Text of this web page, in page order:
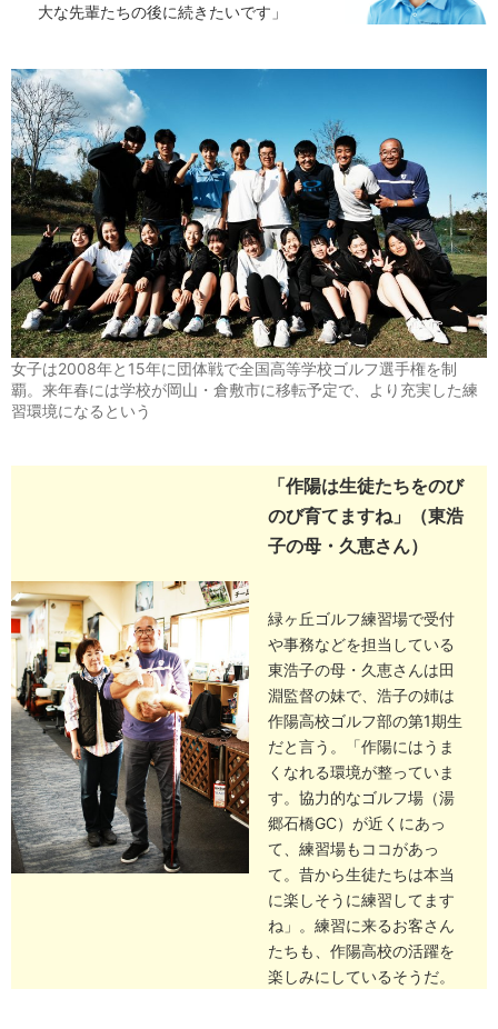
大な先輩たちの後に続きたいです」
女子は2008年と15年に団体戦で全国高等学校ゴルフ選手権を制
覇。来年春には学校が岡山・倉敷市に移転予定で、より充実した練
習環境になるという
「作陽は生徒たちをのび
のび育てますね」（東浩
子の母・久恵さん）
緑ヶ丘ゴルフ練習場で受付
や事務などを担当している
東浩子の母・久恵さんは田
淵監督の妹で、浩子の姉は
作陽高校ゴルフ部の第1期生
だと言う。「作陽にはうま
くなれる環境が整っていま
す。協力的なゴルフ場（湯
郷石橋GC）が近くにあっ
て、練習場もココがあっ
て。昔から生徒たちは本当
に楽しそうに練習してます
ね」。練習に来るお客さん
たちも、作陽高校の活躍を
楽しみにしているそうだ。